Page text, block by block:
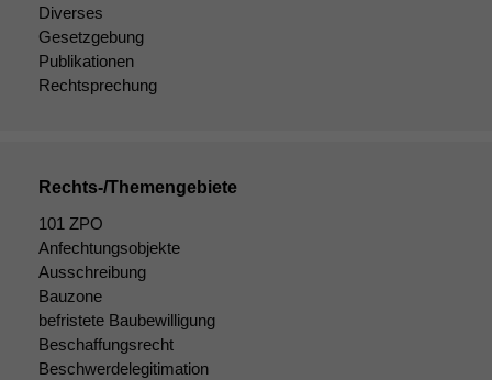
Diverses
Gesetzgebung
Publikationen
Rechtsprechung
Rechts-/Themengebiete
101 ZPO
Anfechtungsobjekte
Ausschreibung
Bauzone
befristete Baubewilligung
Beschaffungsrecht
Beschwerdelegitimation